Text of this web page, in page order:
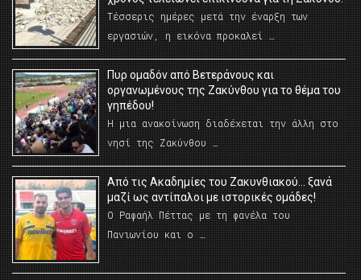
Τέσσερις ημέρες μετά την έναρξη των
εργασιών, η εικόνα προκαλεί …
Πυρ ομαδόν από Βετεράνους και
οργανωμένους της Ζακύνθου για το θέμα του
γηπέδου!
Η μια ανακοίνωση διαδέχεται την άλλη στο
νησί της Ζακύνθου …
Από τις Ακαδημίες του Ζακυνθιακού… ξανά
μαζί ως αντίπαλοι με ιστορικές ομάδες!
Ο Ραφαήλ Πέττας με τη φανέλα του
Πανιωνίου και ο …